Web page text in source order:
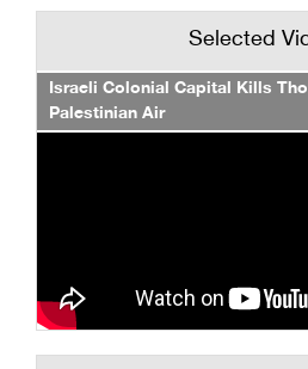
Selected
Israeli Colonial Capital Kills
Palestinian Air